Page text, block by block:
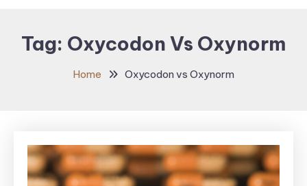
Tag: Oxycodon Vs Oxynorm
Home Oxycodon vs Oxynorm